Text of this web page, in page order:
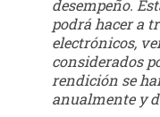
desempeño.
podrá hacer a
electrónicos,
considerados
rendición se
anualmente y